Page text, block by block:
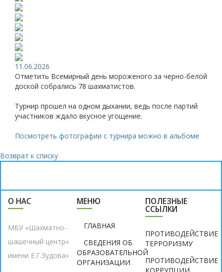
11.06.2026
Отметить Всемирный день мороженого за черно-белой
доской собрались 78 шахматистов.
Турнир прошел на одном дыхании, ведь после партий
участников ждало вкусное угощение.
Посмотреть фотографии с турнира можно в альбоме
Возврат к списку
О НАС
МБУ «Шахматно-
шашечный центр»
имени Е.Г.Зудова»
МЕНЮ
ГЛАВНАЯ
СВЕДЕНИЯ ОБ
ОБРАЗОВАТЕЛЬНОЙ
ОРГАНИЗАЦИИ
ПОЛЕЗНЫЕ
ССЫЛКИ
ПРОТИВОДЕЙСТВИЕ
ТЕРРОРИЗМУ
ПРОТИВОДЕЙСТВИЕ
КОРРУПЦИИ